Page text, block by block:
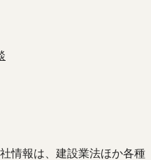
情報は、建設業法ほか各種